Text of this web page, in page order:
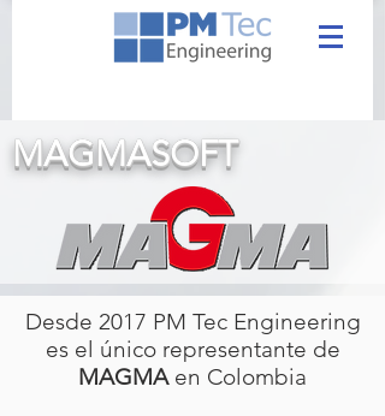
MAGMASOFT
Desde 2017 PM Tec Engineering
es el único representante de
MAGMAen Colombia